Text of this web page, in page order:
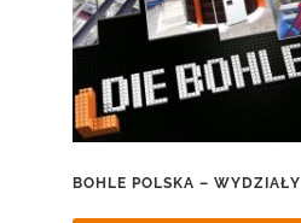
BOHLE POLSKA – WYDZIAŁY